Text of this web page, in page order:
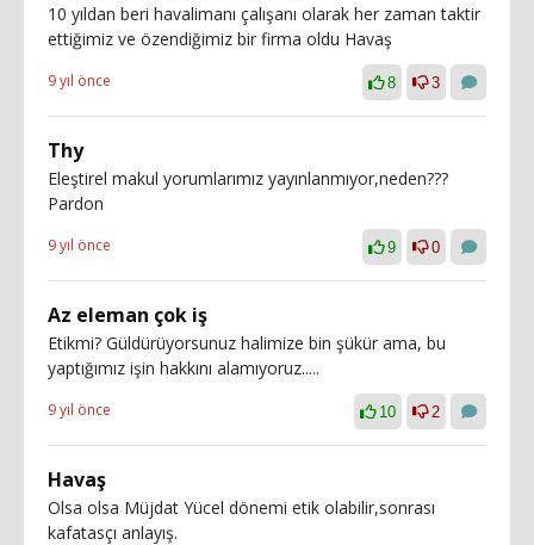
10 yıldan beri havalimanı çalışanı olarak her zaman taktir
ettiğimiz ve özendiğimiz bir firma oldu Havaş
9 yıl önce 8 3
Thy
Eleştirel makul yorumlarımız yayınlanmıyor,neden???
Pardon
9 yıl önce 9 0
Az eleman çok iş
Etikmi? Güldürüyorsunuz halimize bin şükür ama, bu
yaptığımız işin hakkını alamıyoruz.....
9 yıl önce 10 2
Havaş
Olsa olsa Müjdat Yücel dönemi etik olabilir,sonrası
kafatasçı anlayış.